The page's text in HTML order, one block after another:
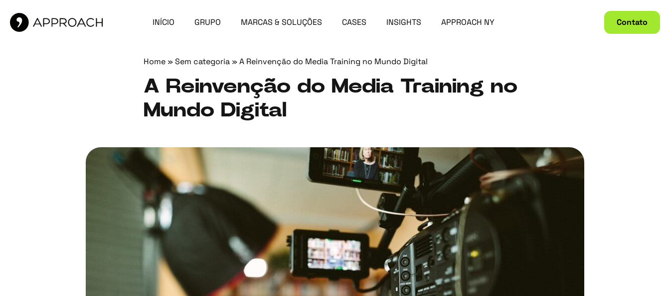
INÍCIO GRUPO MARCAS & SOLUÇÕES CASES INSIGHTS APPROACH NY Contato
Home » Sem categoria » A Reinvenção do Media Training no Mundo Digital
A Reinvenção do Media Training no
Mundo Digital